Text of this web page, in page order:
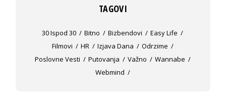
TAGOVI
30 Ispod 30 Bitno Bizbendovi
Easy Life
Filmovi
HR Izjava Dana
Odrzime
Poslovne Vesti
Putovanja Važno
Wannabe
Webmind